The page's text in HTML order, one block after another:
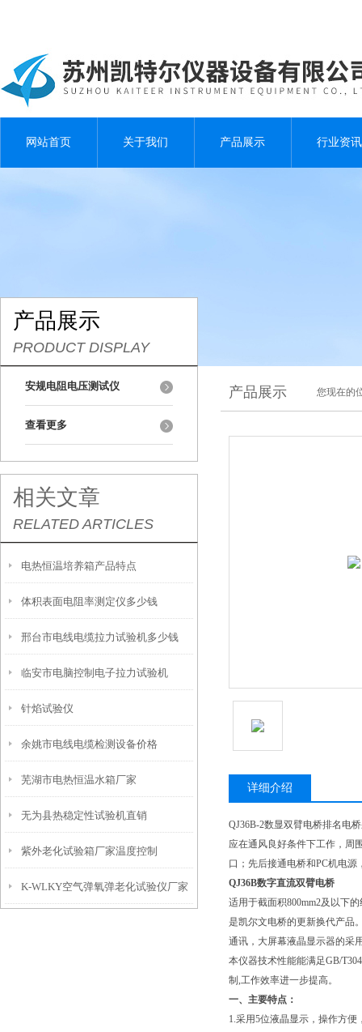
网站首页 关于我们 产品展示 行业资讯
产品展示
PRODUCT DISPLAY
安规电阻电压测试仪
查看更多
相关文章
RELATED ARTICLES
电热恒温培养箱产品特点
体积表面电阻率测定仪多少钱
邢台市电线电缆拉力试验机多少钱
临安市电脑控制电子拉力试验机
针焰试验仪
余姚市电线电缆检测设备价格
芜湖市电热恒温水箱厂家
无为县热稳定性试验机直销
紫外老化试验箱厂家温度控制
K-WLKY空气弹氧弹老化试验仪厂家
产品展示 您现在的
详细介绍
QJ36B-2数显双臂电桥排名电
应在通风良好条件下工作，周
口；先后接通电桥和PC机电
QJ36B数字直流双臂电桥
适用于截面积800mm2及以下
是凯尔文电桥的更新换代产品
通讯，大屏幕液晶显示器的采
本仪器技术性能能满足GB/
制,工作效率进一步提高。
一、主要特点：
1.采用5位液晶显示，操作方